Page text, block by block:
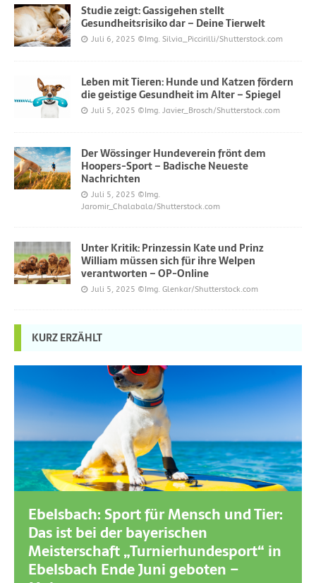
Studie zeigt: Gassigehen stellt
Gesundheitsrisiko dar – Deine Tierwelt
Juli 6, 2025 ©Img. Silvia_Piccirilli/Shutterstock.com
Leben mit Tieren: Hunde und Katzen fördern
die geistige Gesundheit im Alter – Spiegel
Juli 5, 2025 ©Img. Javier_Brosch/Shutterstock.com
Der Wössinger Hundeverein frönt dem
Hoopers-Sport – Badische Neueste
Nachrichten
Juli 5, 2025 ©Img.
Jaromir_Chalabala/Shutterstock.com
Unter Kritik: Prinzessin Kate und Prinz
William müssen sich für ihre Welpen
verantworten – OP-Online
Juli 5, 2025 ©Img. Glenkar/Shutterstock.com
KURZ ERZÄHLT
Ebelsbach: Sport für Mensch und Tier:
Das ist bei der bayerischen
Meisterschaft „Turnierhundesport“ in
Ebelsbach Ende Juni geboten –